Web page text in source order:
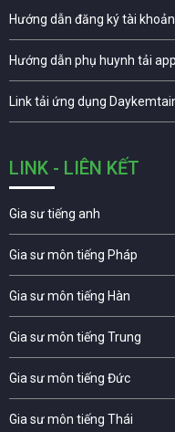
Hướng dẫn đăng ký tài
Hướng dẫn phụ huynh tải
Link tải ứng dụng
LINK - LIÊN KẾT
Gia sư tiếng anh
Gia sư môn tiếng Pháp
Gia sư môn tiếng Hàn
Gia sư môn tiếng Trung
Gia sư môn tiếng Đức
Gia sư môn tiếng Thái